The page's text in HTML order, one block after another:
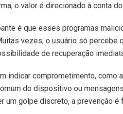
o valor é direcionado à conta
é que esses programas
vezes, o usuário só percebe
de recuperação
indicar comprometimento,
do dispositivo ou
um golpe discreto, a prevenção é